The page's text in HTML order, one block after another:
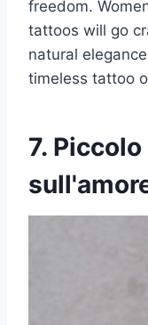
freedom.
tattoos will go
natural
timeless tattoo
7.